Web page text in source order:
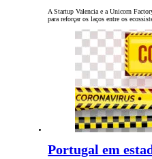
A Startup Valencia e a Unicorn
para reforçar os laços entre os
Portugal em